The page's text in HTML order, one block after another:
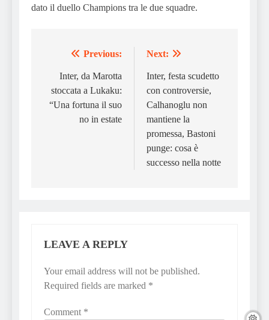
dato il duello Champions tra le due squadre.
navigation
Previous:
Inter, da Marotta
stoccata a Lukaku:
“Una fortuna il suo
no in estate
Next:
Inter, festa scudetto
con controversie,
Calhanoglu non
mantiene la
promessa, Bastoni
punge: cosa è
successo nella notte
LEAVE A REPLY
Your email address will not be published.
Required fields are marked *
Comment *